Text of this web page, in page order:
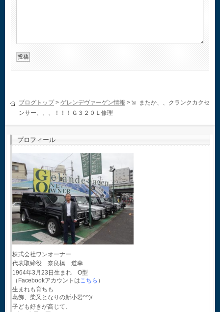
ブログトップ> ゲレンデヴァーゲン情報 >
またか、、クランクカクセ
ンサー、、、！！！Ｇ３２０Ｌ修理
プロフィール
株式会社ワンオーナー
代表取締役 奈良橋 道幸
1964年3月23日生まれ O型
（Facebookアカウントはこちら ）
生まれも育ちも
葛飾、柴又となりの新小岩^^)/
子ども好きが高じて、